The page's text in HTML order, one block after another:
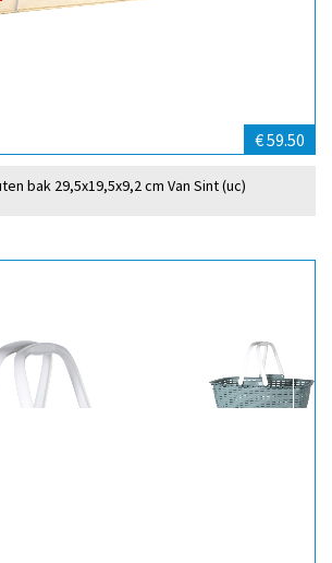
€ 59.50
bak 29,5x19,5x9,2 cm Van Sint (uc)